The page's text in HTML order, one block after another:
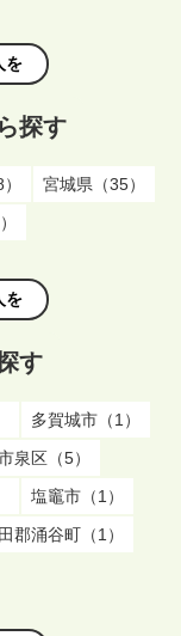
を
探す
宮城県（35）
を
す
多賀城市（1）
泉区（5）
塩竈市（1）
郡涌谷町（1）